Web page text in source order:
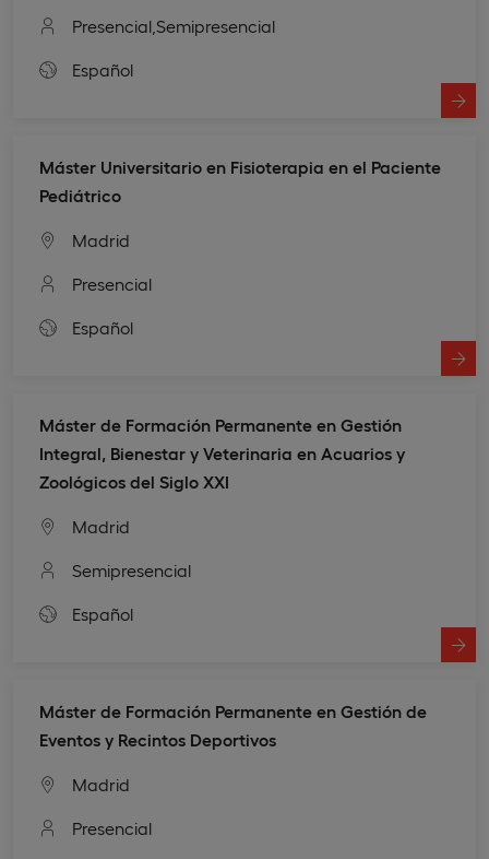
Presencial, Semipresencial
Español
Máster Universitario en Fisioterapia en el Paciente
Pediátrico
Madrid
Presencial
Español
Máster de Formación Permanente en Gestión
Integral, Bienestar y Veterinaria en Acuarios y
Zoológicos del Siglo XXI
Madrid
Semipresencial
Español
Máster de Formación Permanente en Gestión de
Eventos y Recintos Deportivos
Madrid
Presencial